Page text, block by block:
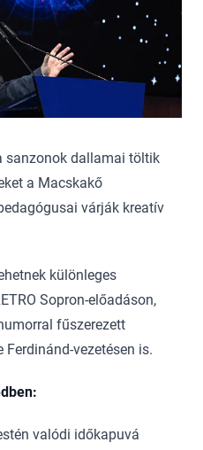
sanzonok dallamai töltik
a Macskakő
várják kreatív
különleges
Sopron-előadáson,
fűszerezett
Ferdinánd-vezetésen is.
valódi időkapuvá